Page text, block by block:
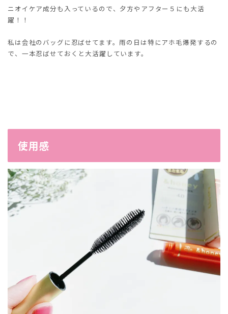
ニオイケア成分も入っているので、夕方やアフター５にも大活
躍！！
私は会社のバッグに忍ばせてます。雨の日は特にアホ毛爆発するの
で、一本忍ばせておくと大活躍しています。
使用感